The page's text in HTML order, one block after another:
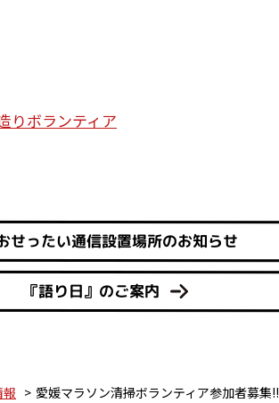
りボランティア
せったい通信設置場所のお知らせ
『語り日』のご案内
愛媛マラソン清掃ボランティア参加者募集!!